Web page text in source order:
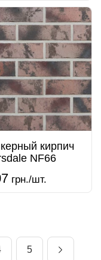
кирпич
NF66
грн./шт.
5